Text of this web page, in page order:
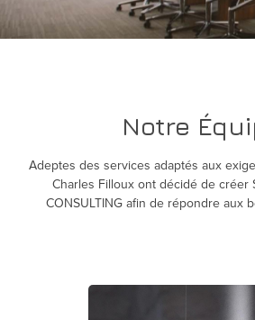
Notre
Adeptes des services adaptés aux
Charles Filloux ont décidé de créer
CONSULTING afin de répondre aux